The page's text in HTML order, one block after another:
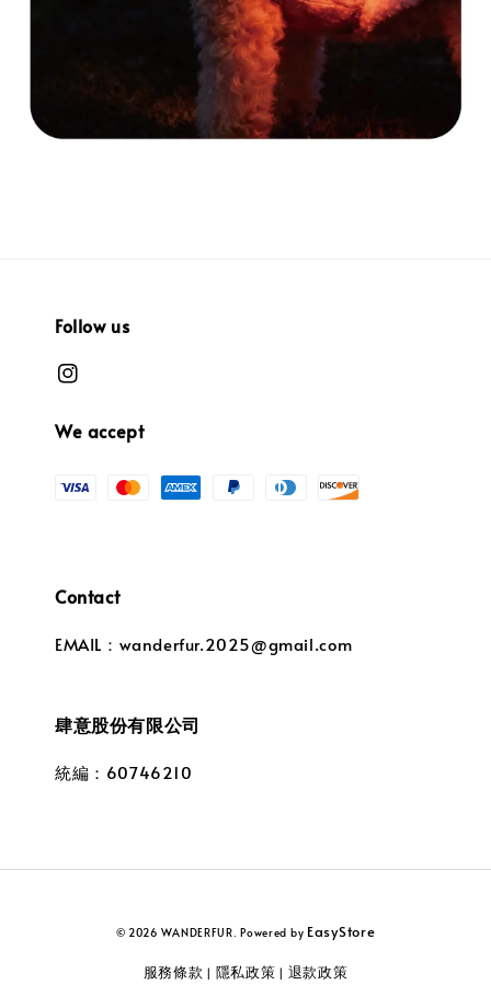
Follow us
We accept
Contact
EMAIL：wanderfur.2025@gmail.com
肆意股份有限公司
統編：60746210
© 2026 WANDERFUR. Powered by EasyStore
服務條款 | 隱私政策 | 退款政策